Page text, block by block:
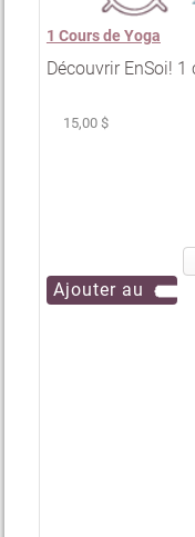
1 Cours de Yoga
Découvrir EnSoi!
15,00 $